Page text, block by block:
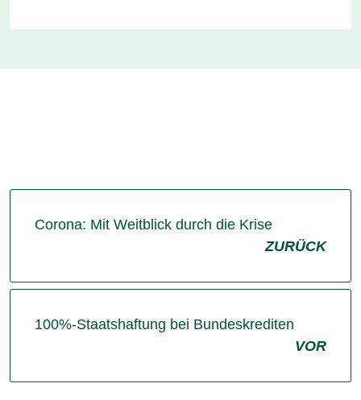
Corona: Mit Weitblick durch die Krise
ZURÜCK
100%-Staatshaftung bei Bundeskrediten
VOR